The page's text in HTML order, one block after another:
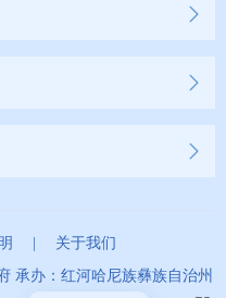
关于我们
承办：红河哈尼族彝族自治州